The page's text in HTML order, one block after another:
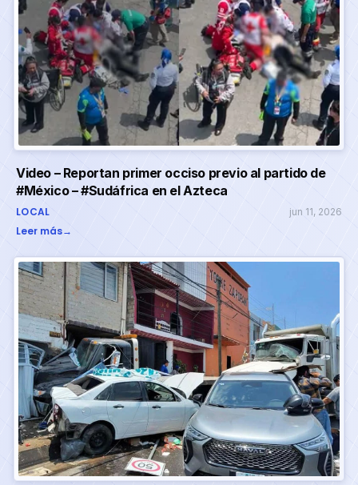
Video – Reportan primer occiso previo al partido de
#México – #Sudáfrica en el Azteca
LOCAL jun 11, 2026
Leer más→